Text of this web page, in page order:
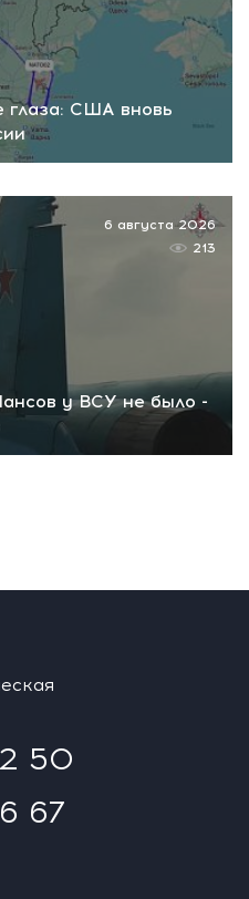
глаза: США вновь
у ВСУ не было -
6 августа 2026
213
50
67